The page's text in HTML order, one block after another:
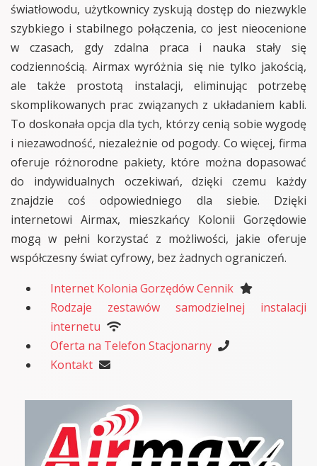
światłowodu, użytkownicy zyskują dostęp do niezwykle
szybkiego i stabilnego połączenia, co jest nieocenione
w czasach, gdy zdalna praca i nauka stały się
codziennością. Airmax wyróżnia się nie tylko jakością,
ale także prostotą instalacji, eliminując potrzebę
skomplikowanych prac związanych z układaniem kabli.
To doskonała opcja dla tych, którzy cenią sobie wygodę
i niezawodność, niezależnie od pogody. Co więcej, firma
oferuje różnorodne pakiety, które można dopasować
do indywidualnych oczekiwań, dzięki czemu każdy
znajdzie coś odpowiedniego dla siebie. Dzięki
internetowi Airmax, mieszkańcy Kolonii Gorzędowie
mogą w pełni korzystać z możliwości, jakie oferuje
współczesny świat cyfrowy, bez żadnych ograniczeń.
Internet Kolonia Gorzędów Cennik
Rodzaje zestawów samodzielnej instalacji
internetu
Oferta na Telefon Stacjonarny
Kontakt